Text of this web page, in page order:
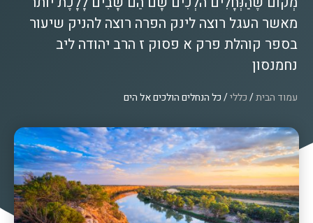
מאשר העגל רוצה לינק הפרה רוצה להניק שיעור
בספר קוהלת פרק א פסוק ז הרב יהודה ליב
נחמנסון
עמוד הבית/כללי/ כל הנחלים הולכים אל הים